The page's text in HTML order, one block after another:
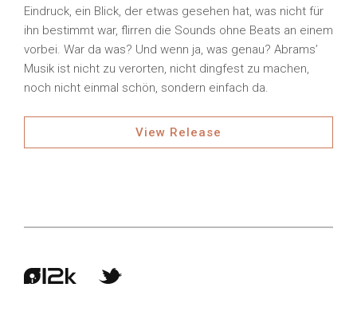
Eindruck, ein Blick, der etwas gesehen hat, was nicht für
ihn bestimmt war, flirren die Sounds ohne Beats an einem
vorbei. War da was? Und wenn ja, was genau? Abrams’
Musik ist nicht zu verorten, nicht dingfest zu machen,
noch nicht einmal schön, sondern einfach da.
View Release